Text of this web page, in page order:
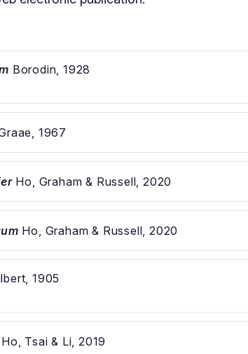
Borodin, 1928
1967
Ho, Graham & Russell, 2020
Ho, Graham & Russell, 2020
1905
Ho, Tsai & Li, 2019